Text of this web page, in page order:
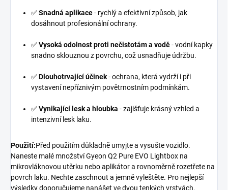
✅Snadná aplikace- rychlý a efektivní způsob, jak
dosáhnout profesionální ochrany.
✅Vysoká odolnost proti nečistotám a vodě- vodní kapky
snadno sklouznou z povrchu, což usnadňuje údržbu.
✅Dlouhotrvající účinek- ochrana, která vydrží i při
vystavení nepříznivým povětrnostním podmínkám.
✅Vynikající lesk a hloubka - zajišťuje krásný vzhled a
intenzivní lesk laku.
Použití:Před použitím důkladně umyjte a vysušte vozidlo.
Naneste malé množství Gyeon Q2 Pure EVO Lightbox na
mikrovláknovou utěrku nebo aplikátor a rovnoměrně rozetřete na
povrch laku. Nechte zaschnout a jemně vyleštěte. Pro nejlepší
výsledky doporučujeme nanášet ve dvou tenkých vrstvách.